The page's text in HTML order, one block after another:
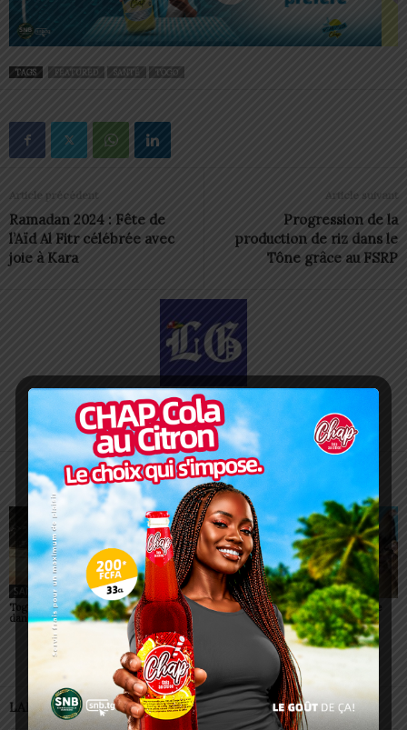
TAGS FEATURED SANTÉ TOGO
Article précédent
Ramadan 2024 : Fête de
l’Aïd Al Fitr célébrée avec
joie à Kara
Article suivant
Progression de la
production de riz dans le
Tône grâce au FSRP
Redaction
https://lomegraph.tg/
ARTICLES CONNEXES PLUS DE L'AUTEUR
SANTÉ
Togo : 525 places ouvertes
dans les écoles de santé
SANTÉ
Conjonctivites (Apollo) :
non, un simple regard ne
peut pas vous contaminer
SANTÉ
Togo : la grippe aviaire
refait surface
LAISSER UN COMMENTAIRE